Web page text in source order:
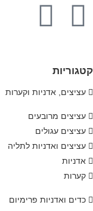
קטגוריות
עציצים, אדניות וקערות
עציצים מרובעים
עציצים עגולים
עציצים ואדניות לתליה
אדניות
קערות
כדים ואדניות פרימיום